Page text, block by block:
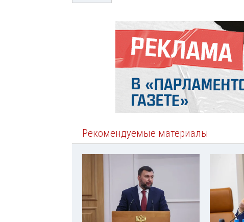
Рекомендуемые материалы